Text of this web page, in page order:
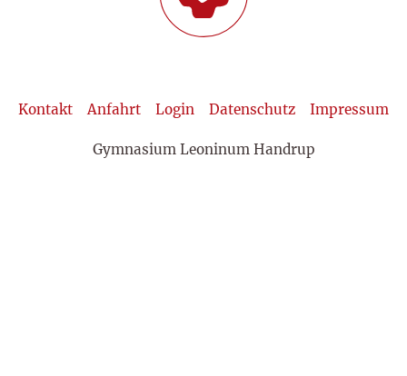
Kontakt Anfahrt Login Datenschutz Impressum
Gymnasium Leoninum Handrup